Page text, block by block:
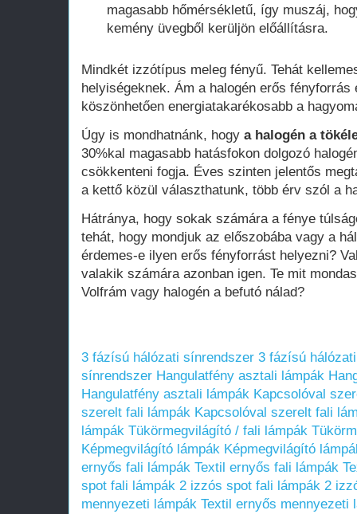
magasabb hőmérsékletű, így muszáj,
kemény üvegből kerüljön előállításra.
Mindkét izzótípus meleg fényű. Tehát
helyiségeknek. Ám a halogén erős
köszönhetően energiatakarékosabb a
Úgy is mondhatnánk, hogy a halogén a
30%kal magasabb hatásfokon dolgozó
csökkenteni fogja. Éves szinten jelentős
a kettő közül választhatunk, több érv szól a
Hátránya, hogy sokak számára a fénye
tehát, hogy mondjuk az előszobába vagy a
érdemes-e ilyen erős fényforrást helyezni?
valakik számára azonban igen. Te mit
Volfrám vagy halogén a befutó nálad?
3 fázísú hálózati sínrendszer 3 fázísú
sínrendszer Hangulatfény asztali lámpák
Hangulatfény asztali lámpák Kapcsolóval
szerelt fali lámpák Kapcsolóval szerelt fali
lámpák Tükörmegvilágító / fali lámpák
Képmegvilágító lámpák Képmegvilágító
ernyős fali lámpák Textil ernyős fali lámpák
spot fali lámpák 2 izzós spot fali lámpák 2
mennyezeti lámpák Textil ernyős mennyezeti